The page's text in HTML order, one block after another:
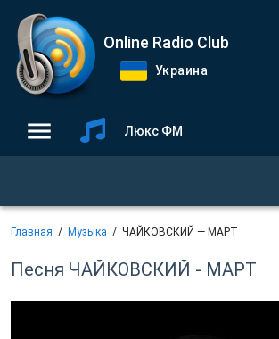
Online Radio Club
Украина
Люкс ФМ
Главная Музыка ЧАЙКОВСКИЙ — МАРТ
Песня ЧАЙКОВСКИЙ - МАРТ